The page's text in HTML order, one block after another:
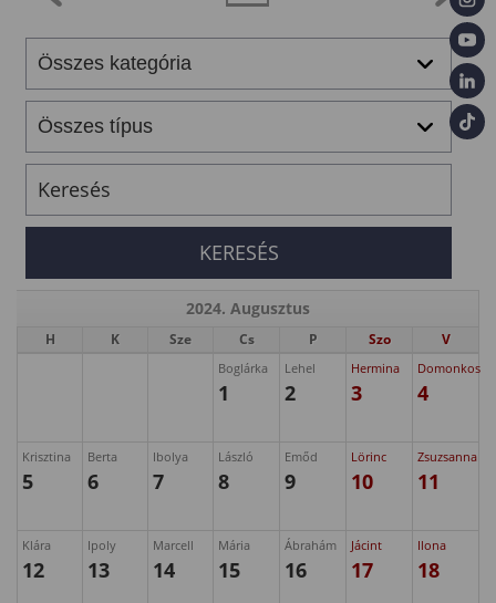
2024. Augusztus
H K Sze Cs P Szo V
Boglárka
1
Lehel
2
Hermina
3
Domonkos
4
Krisztina
5
Berta
6
Ibolya
7
László
8
Emőd
9
Lörinc
10
Zsuzsanna
11
Klára
12
Ipoly
13
Marcell
14
Mária
15
Ábrahám
16
Jácint
17
Ilona
18